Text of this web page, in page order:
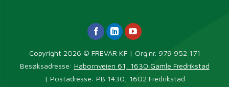
Copyright 2026 © FREVAR KF | Org.nr. 979 952 171
Besøksadresse: Habornveien 61, 1630 Gamle Fredrikstad
| Postadresse: PB 1430, 1602 Fredrikstad